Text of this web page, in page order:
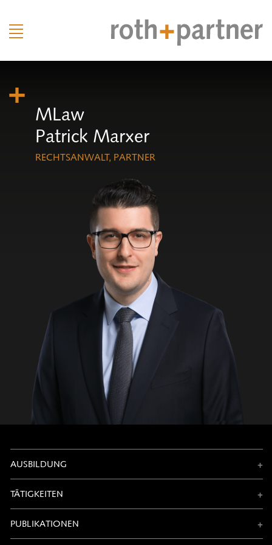
MLaw
Patrick Marxer
RECHTSANWALT, PARTNER
AUSBILDUNG
TÄTIGKEITEN
PUBLIKATIONEN